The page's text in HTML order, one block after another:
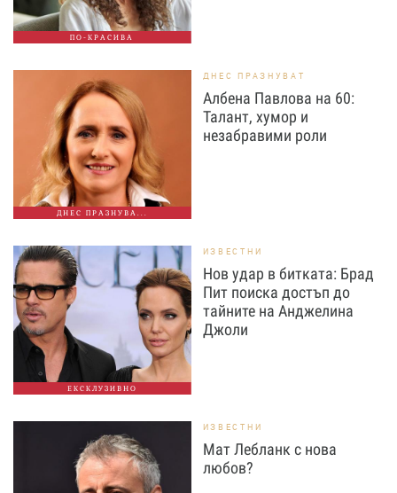
ПО-КРАСИВА
ДНЕС ПРАЗНУВА...
ДНЕС ПРАЗНУВАТ
Албена Павлова на 60:
Талант, хумор и
незабравими роли
ЕКСКЛУЗИВНО
ИЗВЕСТНИ
Нов удар в битката: Брад
Пит поиска достъп до
тайните на Анджелина
Джоли
ИЗВЕСТНИ
Мат Лебланк с нова
любов?